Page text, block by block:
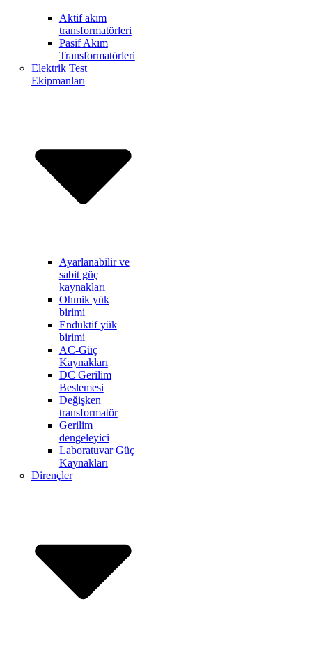
Aktif akım
transformatörleri
Pasif Akım
Transformatörleri
Elektrik Test
Ekipmanları
Ayarlanabilir ve
sabit güç
kaynakları
Ohmik yük
birimi
Endüktif yük
birimi
AC-Güç
Kaynakları
DC Gerilim
Beslemesi
Değişken
transformatör
Gerilim
dengeleyici
Laboratuvar Güç
Kaynakları
Dirençler